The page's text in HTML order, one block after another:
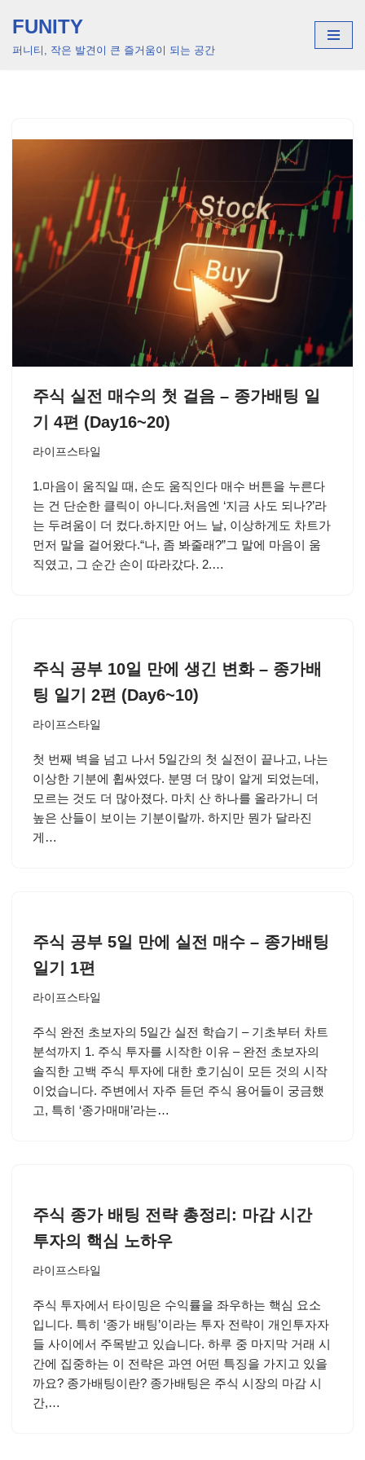
콘
너
FUNITY
퍼니티, 작은 발견이 큰 즐거움이 되는 공간
주식 실전 매수의 첫 걸음 – 종가배팅 일
기 4편 (Day16~20)
라이프스타일
1.마음이 움직일 때, 손도 움직인다 매수 버튼을 누른다
는 건 단순한 클릭이 아니다.처음엔 ‘지금 사도 되나?’라
는 두려움이 더 컸다.하지만 어느 날, 이상하게도 차트가
먼저 말을 걸어왔다.“나, 좀 봐줄래?”그 말에 마음이 움
직였고, 그 순간 손이 따라갔다. 2.…
주식 공부 10일 만에 생긴 변화 – 종가배
팅 일기 2편 (Day6~10)
라이프스타일
첫 번째 벽을 넘고 나서 5일간의 첫 실전이 끝나고, 나는
이상한 기분에 휩싸였다. 분명 더 많이 알게 되었는데,
모르는 것도 더 많아졌다. 마치 산 하나를 올라가니 더
높은 산들이 보이는 기분이랄까. 하지만 뭔가 달라진
게…
주식 공부 5일 만에 실전 매수 – 종가배팅
일기 1편
라이프스타일
주식 완전 초보자의 5일간 실전 학습기 – 기초부터 차트
분석까지 1. 주식 투자를 시작한 이유 – 완전 초보자의
솔직한 고백 주식 투자에 대한 호기심이 모든 것의 시작
이었습니다. 주변에서 자주 듣던 주식 용어들이 궁금했
고, 특히 ‘종가매매’라는…
주식 종가 배팅 전략 총정리: 마감 시간
투자의 핵심 노하우
라이프스타일
주식 투자에서 타이밍은 수익률을 좌우하는 핵심 요소
입니다. 특히 ‘종가 배팅’이라는 투자 전략이 개인투자자
들 사이에서 주목받고 있습니다. 하루 중 마지막 거래 시
간에 집중하는 이 전략은 과연 어떤 특징을 가지고 있을
까요? 종가배팅이란? 종가배팅은 주식 시장의 마감 시
간,…